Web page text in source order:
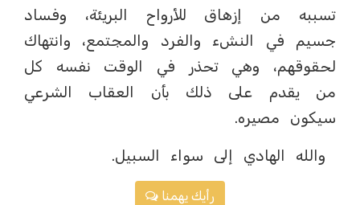
تسببه من إزهاق للأرواح البريئة، وفساد
جسيم في النشء والفرد والمجتمع، وانتهاك
لحقوقهم، وهي تحذر في الوقت نفسه كل
من يقدم على ذلك بأن العقاب الشرعي
سيكون مصيره.
والله الهادي إلى سواء السبيل.
رأيك يهمنا